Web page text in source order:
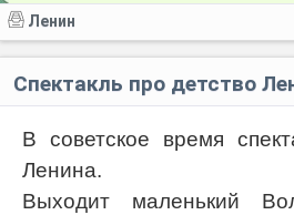
Ленин
Спектакль про детство
В советское время
Ленина.
Выходит маленький